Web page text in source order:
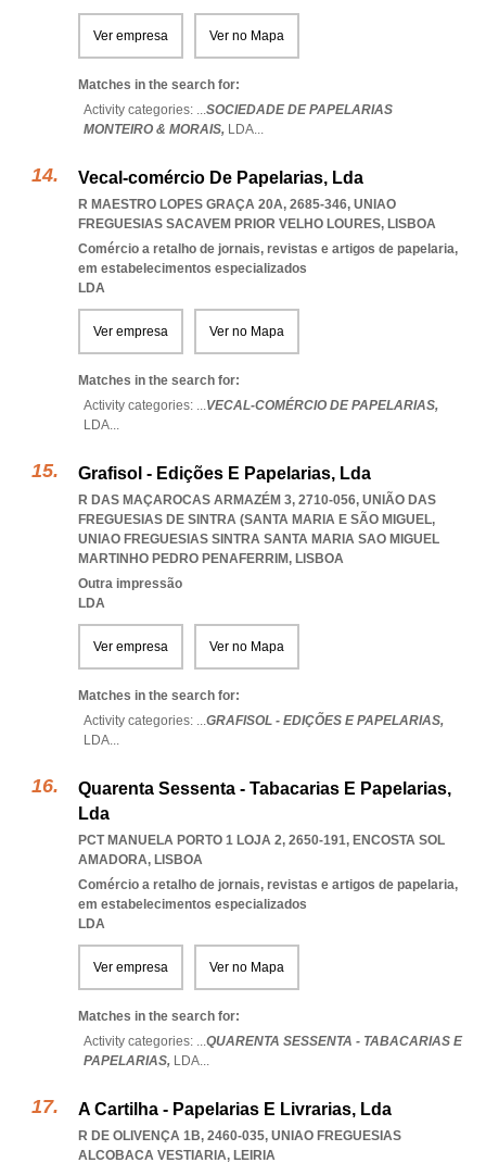
Ver empresa Ver no Mapa
Matches in the search for:
Activity categories: ...SOCIEDADE DE PAPELARIAS
MONTEIRO & MORAIS, LDA...
Vecal-comércio De Papelarias, Lda
R MAESTRO LOPES GRAÇA 20A, 2685-346, UNIAO
FREGUESIAS SACAVEM PRIOR VELHO LOURES, LISBOA
Comércio a retalho de jornais, revistas e artigos de papelaria,
em estabelecimentos especializados
LDA
Ver empresa Ver no Mapa
Matches in the search for:
Activity categories: ...VECAL-COMÉRCIO DE PAPELARIAS,
LDA...
Grafisol - Edições E Papelarias, Lda
R DAS MAÇAROCAS ARMAZÉM 3, 2710-056, UNIÃO DAS
FREGUESIAS DE SINTRA (SANTA MARIA E SÃO MIGUEL,
UNIAO FREGUESIAS SINTRA SANTA MARIA SAO MIGUEL
MARTINHO PEDRO PENAFERRIM, LISBOA
Outra impressão
LDA
Ver empresa Ver no Mapa
Matches in the search for:
Activity categories: ...GRAFISOL - EDIÇÕES E PAPELARIAS,
LDA...
Quarenta Sessenta - Tabacarias E Papelarias,
Lda
PCT MANUELA PORTO 1 LOJA 2, 2650-191, ENCOSTA SOL
AMADORA, LISBOA
Comércio a retalho de jornais, revistas e artigos de papelaria,
em estabelecimentos especializados
LDA
Ver empresa Ver no Mapa
Matches in the search for:
Activity categories: ...QUARENTA SESSENTA - TABACARIAS E
PAPELARIAS, LDA...
A Cartilha - Papelarias E Livrarias, Lda
R DE OLIVENÇA 1B, 2460-035, UNIAO FREGUESIAS
ALCOBACA VESTIARIA, LEIRIA